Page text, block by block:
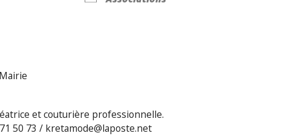
et couturière professionnelle.
50 73 / kretamode@laposte.net